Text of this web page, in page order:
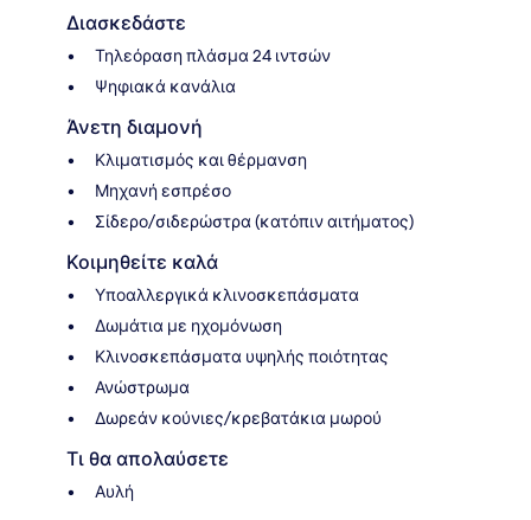
Διασκεδάστε
Τηλεόραση πλάσμα 24 ιντσών
Ψηφιακά κανάλια
Άνετη διαμονή
Κλιματισμός και θέρμανση
Μηχανή εσπρέσο
Σίδερο/σιδερώστρα (κατόπιν αιτήματος)
Κοιμηθείτε καλά
Υποαλλεργικά κλινοσκεπάσματα
Δωμάτια με ηχομόνωση
Κλινοσκεπάσματα υψηλής ποιότητας
Ανώστρωμα
Δωρεάν κούνιες/κρεβατάκια μωρού
Τι θα απολαύσετε
Αυλή